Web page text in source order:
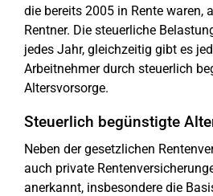
die bereits 2005 in Rente waren,
Rentner. Die steuerliche
jedes Jahr, gleichzeitig gibt es
Arbeitnehmer durch steuerlich
Altersvorsorge.
Steuerlich begünstigte
Neben der gesetzlichen
auch private
anerkannt, insbesondere die